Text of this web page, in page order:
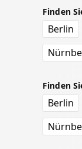
Finden
Berlin
Finden
Berlin